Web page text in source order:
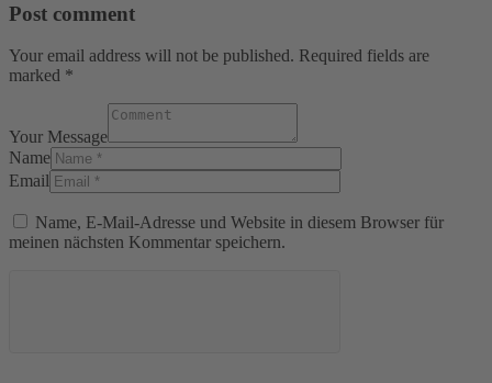
Post comment
Your email address will not be published. Required fields are
marked *
Your Message
Name
Email
Name, E-Mail-Adresse und Website in diesem Browser für
meinen nächsten Kommentar speichern.